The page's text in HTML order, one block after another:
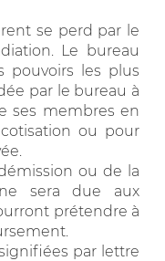
se perd par le
Le bureau
pouvoirs les plus
par le bureau à
ses membres en
ou pour
ou de la
sera due aux
prétendre à
par lettre